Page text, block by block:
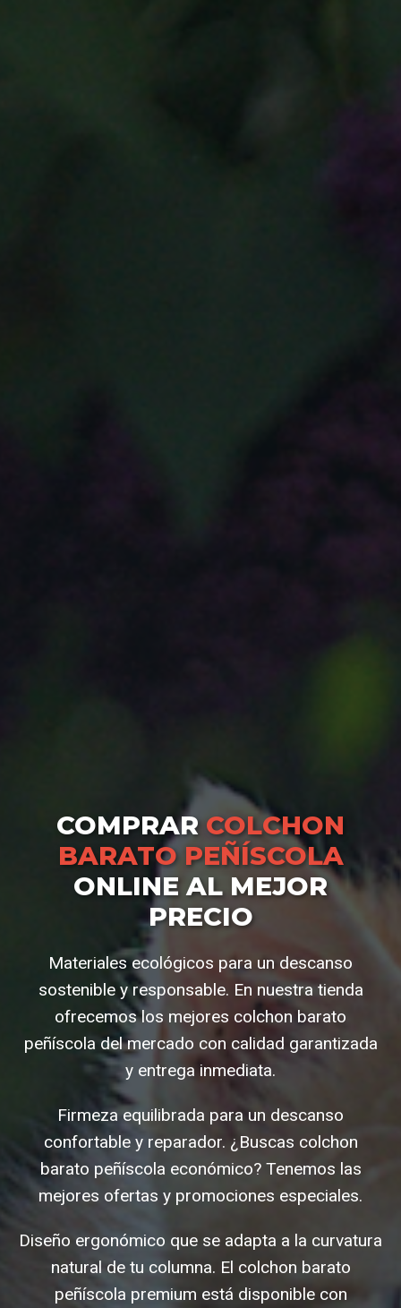
COMPRARCOLCHON
BARATO PEÑÍSCOLA
ONLINE AL MEJOR
PRECIO
Materiales ecológicos para un descanso
sostenible y responsable. En nuestra tienda
ofrecemos los mejores colchon barato
peñíscola del mercado con calidad garantizada
y entrega inmediata.
Firmeza equilibrada para un descanso
confortable y reparador. ¿Buscas colchon
barato peñíscola económico? Tenemos las
mejores ofertas y promociones especiales.
Diseño ergonómico que se adapta a la curvatura
natural de tu columna. El colchon barato
peñíscola premium está disponible con